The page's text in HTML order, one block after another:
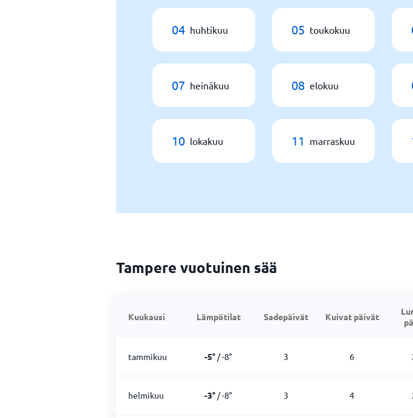
04 huhtikuu 05 toukokuu
07 heinäkuu 08 elokuu
10 lokakuu 11 marraskuu
Tampere vuotuinen sää
Kuukausi Lämpötilat Sadepäivät Kuivat päivät
tammikuu -5° /-8° 3 6
helmikuu -3° /-8° 3 4